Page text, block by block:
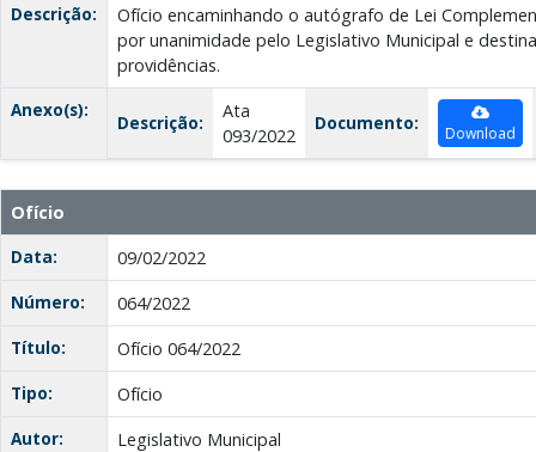
Descrição:
Ofício encaminhando o autógrafo de Lei
por unanimidade pelo Legislativo Municipal e
providências.
Anexo(s):
Descrição:
Ata
093/2022
Documento: Download
Ofício
Data:
09/02/2022
Número:
064/2022
Título:
Ofício 064/2022
Tipo:
Ofício
Autor:
Legislativo Municipal